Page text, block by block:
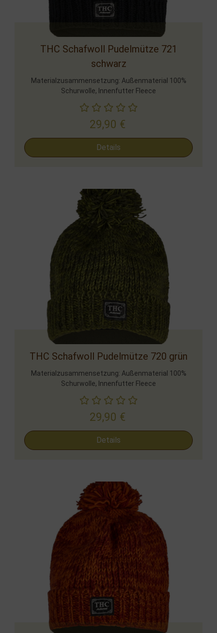
THC Schafwoll Pudelmütze 721
schwarz
Materialzusammensetzung: Außenmaterial 100%
Schurwolle, Innenfutter Fleece
29,90 €
Details
THC Schafwoll Pudelmütze 720 grün
Materialzusammensetzung: Außenmaterial 100%
Schurwolle, Innenfutter Fleece
29,90 €
Details